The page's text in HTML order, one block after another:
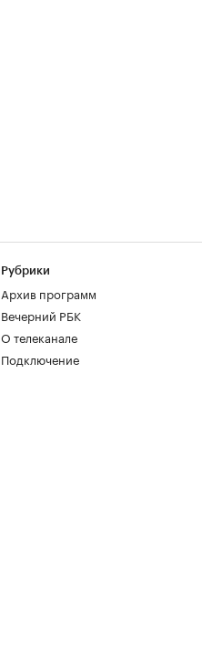
Рубрики
Архив программ
Вечерний РБК
О телеканале
Подключение